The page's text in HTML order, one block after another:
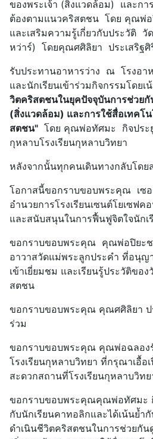
ของพระเจ้า (สิ่งแวดล้อม) และกา
ต้องตามแนวคริสตชน โดย คุณพ่
และเสริมความรู้เกี่ยวกับประวัติ
หว่าร์) โดยคุณศศิลิยา ประเสริฐศิ
รับประทานอาหารว่าง ณ โรงอาห
และนักเรียนเข้าร่วมกิจกรรมโดยเ
วิตคริสตชนในยุคปัจจุบันการช่วยกั
(สิ่งแวดล้อม) และการใช้สื่อเทคโ
สตชน" โดย คุณพ่อทัศมะ กิจปร
กุหลาบโรงเรียนกุหลาบวิทยา
หลังจากนั้นทุกคนเดินทางกลับโดย
โอกาสนี้ขอกราบขอบพระคุณ เซ
อำนวยการโรงเรียนเซนต์โยเซฟ
และสนับสนุนในการฟื้นฟูจิตใจนัก
ขอกราบขอบพระคุณ คุณพ่อปิยะ
อาวาสวัดแม่พระลูกประคำ ที่อนุญ
เข้าเยี่ยมชม และเรียนรู้ประวัติขอ
สตชน
ขอกราบขอบพระคุณ คุณศศิลิยา ป
ร่วม
ขอกราบขอบพระคุณ คุณพ่อฉลอง
โรงเรียนกุหลาบวิทยา ที่กรุณาเอื้อ
สะดวกสถานที่โรงเรียนกุหลาบวิท
ขอกราบขอบพระคุณคุณพ่อทัศมะ
กับนักเรียนคาทอลิกและได้เน้นย้ำกั
ดำเนินชีวิตคริสตชนในการช่วยกัน